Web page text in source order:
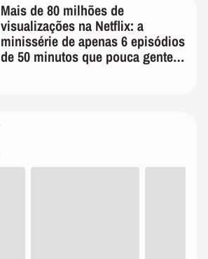
Mais de 80 milhões de
visualizações na Netflix: a
minissérie de apenas 6 episódios
de 50 minutos que pouca gente